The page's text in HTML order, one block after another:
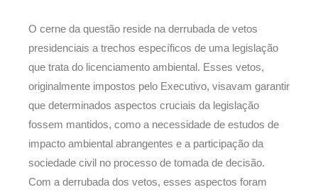
O cerne da questão reside na derrubada de vetos
presidenciais a trechos específicos de uma legislação
que trata do licenciamento ambiental. Esses vetos,
originalmente impostos pelo Executivo, visavam garantir
que determinados aspectos cruciais da legislação
fossem mantidos, como a necessidade de estudos de
impacto ambiental abrangentes e a participação da
sociedade civil no processo de tomada de decisão.
Com a derrubada dos vetos, esses aspectos foram